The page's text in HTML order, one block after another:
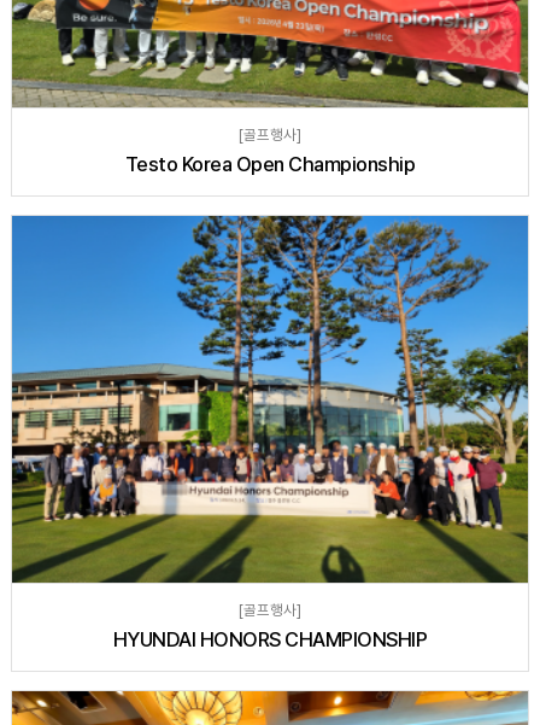
[골프행사]
Testo Korea Open Championship
[골프행사]
HYUNDAI HONORS CHAMPIONSHIP